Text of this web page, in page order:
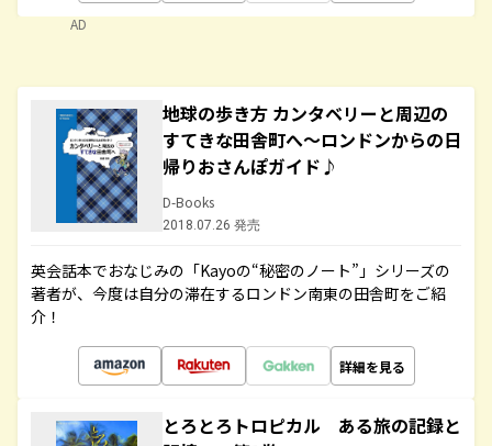
AD
地球の歩き方 カンタベリーと周辺の
すてきな田舎町へ～ロンドンからの日
帰りおさんぽガイド♪
D-Books
2018.07.26 発売
英会話本でおなじみの「Kayoの“秘密のノート”」シリーズの
著者が、今度は自分の滞在するロンドン南東の田舎町をご紹
介！
詳細を見る
とろとろトロピカル ある旅の記録と